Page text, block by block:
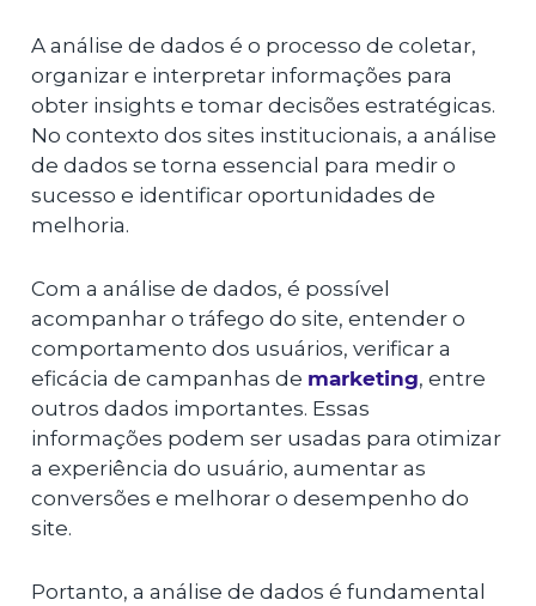
A análise de dados é o processo de coletar,
organizar e interpretar informações para
obter insights e tomar decisões estratégicas.
No contexto dos sites institucionais, a análise
de dados se torna essencial para medir o
sucesso e identificar oportunidades de
melhoria.
Com a análise de dados, é possível
acompanhar o tráfego do site, entender o
comportamento dos usuários, verificar a
eficácia de campanhas de marketing, entre
outros dados importantes. Essas
informações podem ser usadas para otimizar
a experiência do usuário, aumentar as
conversões e melhorar o desempenho do
site.
Portanto, a análise de dados é fundamental